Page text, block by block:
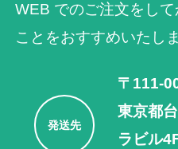
WEB でのご注⽂をし
ことをおすすめいたしま
発送先
〒111-
東京都
ラビル